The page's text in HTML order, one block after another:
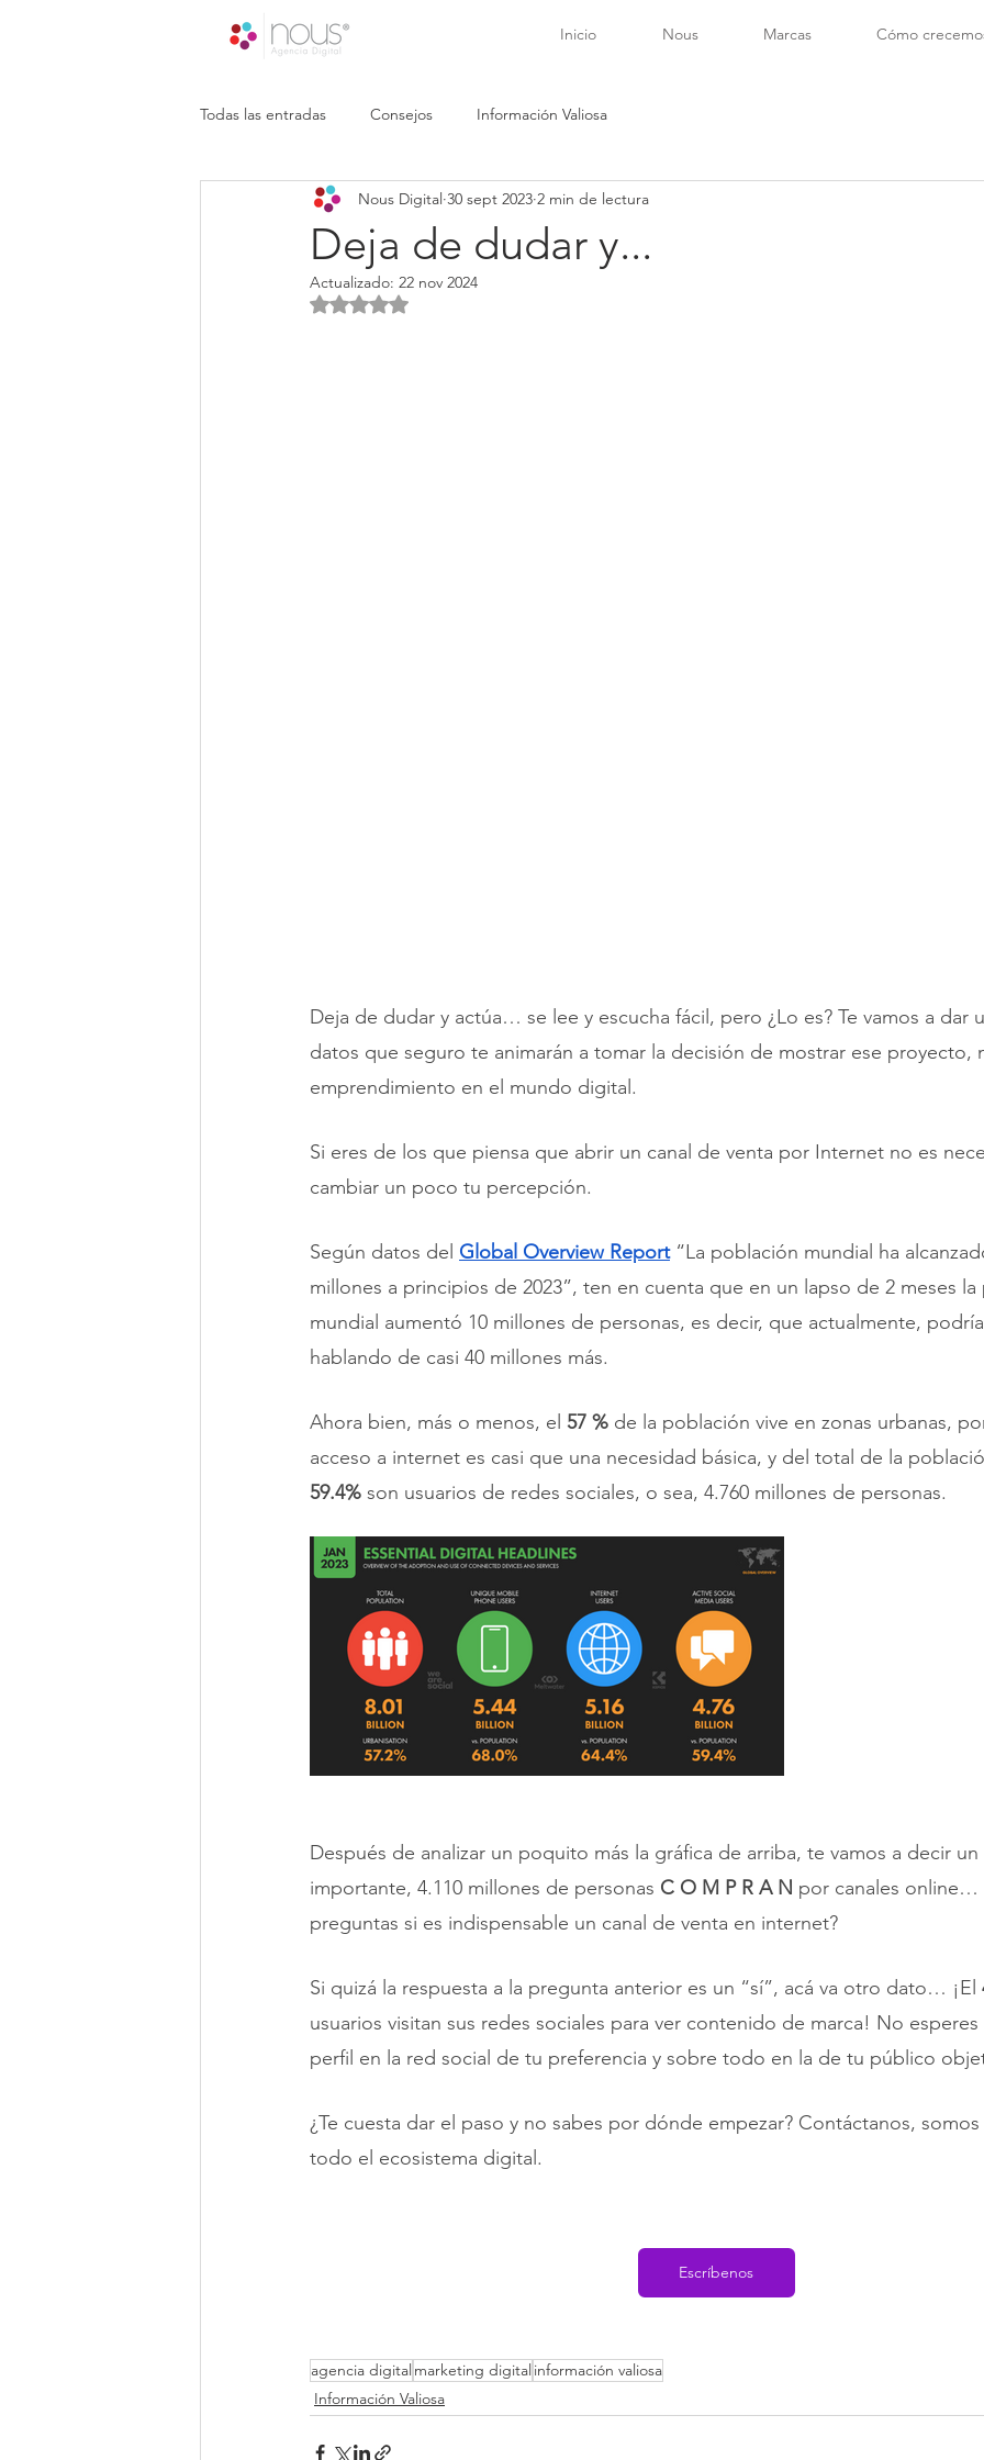
Inicio Nous Marcas Cómo
Todas las entradas Consejos Información Valiosa
Deja de dudar y...
Nous Digital 30 sept 2023 2 min de lectura
Actualizado: 22 nov 2024
Obtuvo NaN de 5 estrellas.
Deja de dudar y actúa… se lee y escucha fácil, pero ¿Lo es? Te vamos a dar
datos que seguro te animarán a tomar la decisión de mostrar ese proyecto,
emprendimiento en el mundo digital.
Si eres de los que piensa que abrir un canal de venta por Internet no es
cambiar un poco tu percepción.
Según datos del Global Overview Report “La población mundial ha
millones a principios de 2023”, ten en cuenta que en un lapso de 2 meses
mundial aumentó 10 millones de personas, es decir, que actualmente,
hablando de casi 40 millones más.
Ahora bien, más o menos, el 57 % de la población vive en zonas urbanas,
acceso a internet es casi que una necesidad básica, y del total de la
59.4% son usuarios de redes sociales, o sea, 4.760 millones de personas.
Después de analizar un poquito más la gráfica de arriba, te vamos a decir
importante, 4.110 millones de personas C O M P R A N por canales
preguntas si es indispensable un canal de venta en internet?
Si quizá la respuesta a la pregunta anterior es un “sí”, acá va otro dato… ¡El
usuarios visitan sus redes sociales para ver contenido de marca! No
perfil en la red social de tu preferencia y sobre todo en la de tu público
¿Te cuesta dar el paso y no sabes por dónde empezar? Contáctanos,
todo el ecosistema digital.
Escríbenos
agencia digital marketing digital información valiosa
Información Valiosa